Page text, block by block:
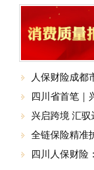
 人保财险成都市分
 四川省首笔｜
 兴启跨境 汇驭远航
 全链保险精准护航
 四川人保财险